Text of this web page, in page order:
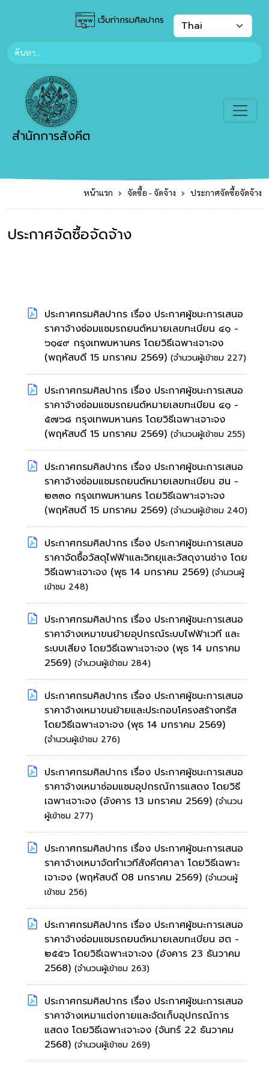
เว็บท่ากรมศิลปากร
สำนักการสังคีต
หน้าแรก จัดซื้อ - จัดจ้าง ประกาศจัดซื้อจัดจ้าง
ประกาศจัดซื้อจัดจ้าง
ประกาศกรมศิลปากร เรื่อง ประกาศผู้ชนะการเสนอ
ราคาจ้างซ่อมแซมรถยนต์หมายเลขทะเบียน ๔๑ -
๖๑๔๙ กรุงเทพมหานคร โดยวิธีเฉพาะเจาะจง
(พฤหัสบดี 15 มกราคม 2569) (จำนวนผู้เข้าชม 227)
ประกาศกรมศิลปากร เรื่อง ประกาศผู้ชนะการเสนอ
ราคาจ้างซ่อมแซมรถยนต์หมายเลขทะเบียน ๔๑ -
๕๗๖๘ กรุงเทพมหานคร โดยวิธีเฉพาะเจาะจง
(พฤหัสบดี 15 มกราคม 2569) (จำนวนผู้เข้าชม 255)
ประกาศกรมศิลปากร เรื่อง ประกาศผู้ชนะการเสนอ
ราคาจ้างซ่อมแซมรถยนต์หมายเลขทะเบียน ฮน -
๒๓๓๐ กรุงเทพมหานคร โดยวิธีเฉพาะเจาะจง
(พฤหัสบดี 15 มกราคม 2569) (จำนวนผู้เข้าชม 240)
ประกาศกรมศิลปากร เรื่อง ประกาศผู้ชนะการเสนอ
ราคาจัดซื้อวัสดุไฟฟ้าและวิทยุและวัสดุงานช่าง โดย
วิธีเฉพาะเจาะจง (พุธ 14 มกราคม 2569) (จำนวนผู้
เข้าชม 248)
ประกาศกรมศิลปากร เรื่อง ประกาศผู้ชนะการเสนอ
ราคาจ้างเหมาขนย้ายอุปกรณ์ระบบไฟฟ้าเวที และ
ระบบเสียง โดยวิธีเฉพาะเจาะจง (พุธ 14 มกราคม
2569) (จำนวนผู้เข้าชม 284)
ประกาศกรมศิลปากร เรื่อง ประกาศผู้ชนะการเสนอ
ราคาจ้างเหมาขนย้ายและประกอบโครงสร้างทรัส
โดยวิธีเฉพาะเจาะจง (พุธ 14 มกราคม 2569)
(จำนวนผู้เข้าชม 276)
ประกาศกรมศิลปากร เรื่อง ประกาศผู้ชนะการเสนอ
ราคาจ้างเหมาซ่อมแซมอุปกรณ์การแสดง โดยวิธี
เฉพาะเจาะจง (อังคาร 13 มกราคม 2569) (จำนวน
ผู้เข้าชม 277)
ประกาศกรมศิลปากร เรื่อง ประกาศผู้ชนะการเสนอ
ราคาจ้างเหมาจัดทำเวทีสังคีตศาลา โดยวิธีเฉพาะ
เจาะจง (พฤหัสบดี 08 มกราคม 2569) (จำนวนผู้
เข้าชม 256)
ประกาศกรมศิลปากร เรื่อง ประกาศผู้ชนะการเสนอ
ราคาจ้างซ่อมแซมรถยนต์หมายเลขทะเบียน ฮต -
๒๕๕๖ โดยวิธีเฉพาะเจาะจง (อังคาร 23 ธันวาคม
2568) (จำนวนผู้เข้าชม 263)
ประกาศกรมศิลปากร เรื่อง ประกาศผู้ชนะการเสนอ
ราคาจ้างเหมาแต่งกายและจัดเก็บอุปกรณ์การ
แสดง โดยวิธีเฉพาะเจาะจง (จันทร์ 22 ธันวาคม
2568) (จำนวนผู้เข้าชม 269)